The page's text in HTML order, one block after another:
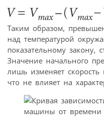
Таким образом,
над температурой
показательному закону,
Значение начального
лишь изменяет скорость
что не влияет на